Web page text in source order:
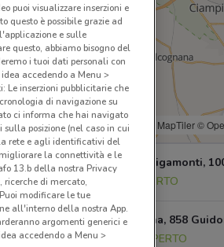
© MapTiler©
Via Mario Rigamonti,
APERTO
Via Collatina, 858
21.5 km
APERTO
puoi visualizzare inserzioni e
questo è possibile grazie ad
e sulle
questo, abbiamo bisogno del
i tuoi dati personali con
accedendo a Menu >
Le inserzioni pubblicitarie che
di navigazione su
ci informa che hai navigato
posizione (nel caso in cui
rete e agli identificativi del
migliorare la connettività e le
13.b della nostra Privacy
ricerche di mercato,
modificare le tue
all'interno della nostra App.
argomenti generici e
accedendo a Menu >